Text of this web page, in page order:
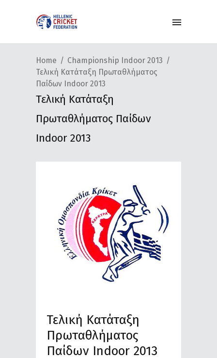
Home
Championship Indoor 2013
Τελική Κατάταξη Πρωταθλήματος
Παίδων Indoor 2013
Τελική Κατάταξη
Πρωταθλήματος Παίδων
Indoor 2013
Τελική Κατάταξη
Πρωταθλήματος
Παίδων Indoor 2013